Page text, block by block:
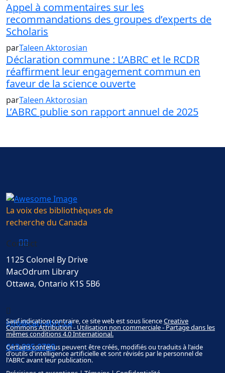
Appel à commentaires sur les
recommandations des groupes d’experts de
Scholaris
parTaleen Aktorosian
Déclaration commune : L’ABRC et le RCDR
réaffirment leur engagement commun en
faveur de la science ouverte
parTaleen Aktorosian
L’ABRC publie son rapport annuel de 2025
La voix des bibliothèques de
recherche du Canada
Contact
1125 Colonel By Drive
MacOdrum Library
Ottawa, Ontario K1S 5B6
info@carl-abrc.ca
613.895.0780
Sauf indication contraire, ce site web est sous licenceCreative
Commons Attribution - Utilisation non commerciale - Partage dans les
mêmes conditions 4.0 International.
Certains contenus peuvent être créés, modifiés ou traduits à l'aide
d'outils d'intelligence artificielle et sont révisés par le personnel de
l'ABRC avant leur publication.